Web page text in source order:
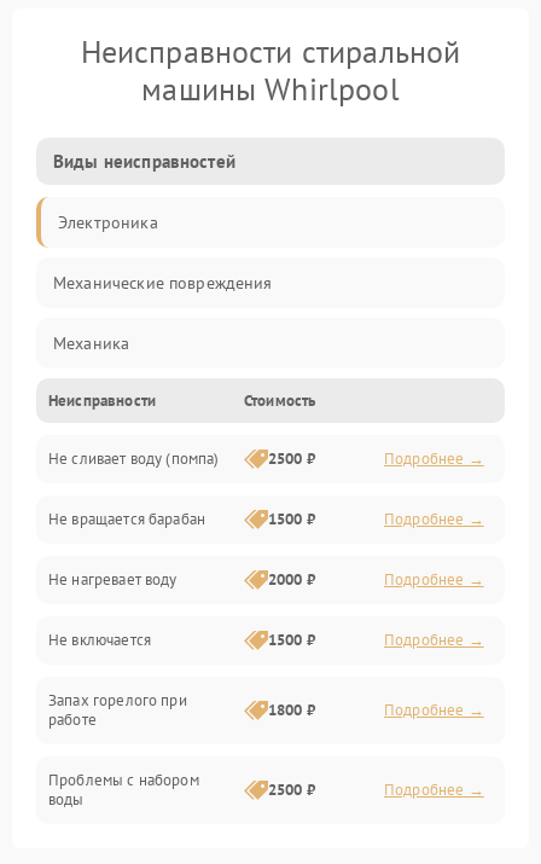
Неисправности стиральной
машины Whirlpool
Виды неисправностей
Электроника
Механические повреждения
Механика
Электропитание
Водоснабжение
Слив
Программное обеспечение
Неисправности Стоимость
Не сливает воду (помпа) 2500 ₽ Подробнее →
Не вращается барабан 1500 ₽ Подробнее →
Не нагревает воду 2000 ₽ Подробнее →
Не включается 1500 ₽ Подробнее →
Запах горелого при
работе
1800 ₽ Подробнее →
Проблемы с набором
воды
2500 ₽ Подробнее →